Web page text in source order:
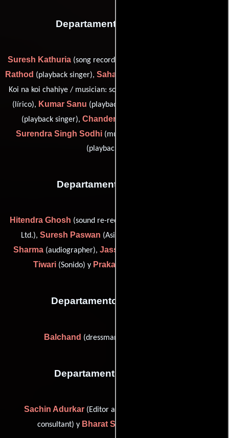
Departamento de musica
Suresh Kathuria(song recordist: Sunny Super Sounds),
Rathod (playback singer), Sahajahn Shaikh Sagar
Koi na koi chahiye / musician: sochenge tumhe pyaar),
(lírico), Kumar Sanu (playback singer),
(playback singer), Chander Sharma
Surendra Singh Sodhi (music assistant) y
(playback singer)
Departamento de sonido
Hitendra Ghosh (sound re-recordist: Rajkamal Kalamandir P.
Ltd.), Suresh Paswan (Asistente de sonido),
Sharma(audiographer), Jassi Sokhi
Tiwari (Sonido) y Prakash Gupta
Departamento de vestuario
Balchand (dressman) y
Departamento de editorial
Sachin Adurkar (Editor asistente),
consultant) y Bharat Singh